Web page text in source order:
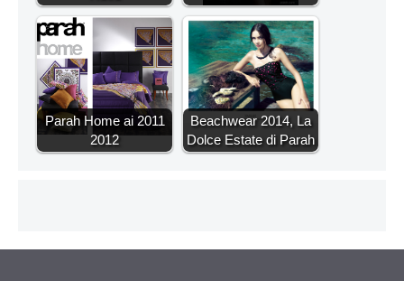
Parah Home ai 2011
2012
Beachwear 2014, La
Dolce Estate di Parah